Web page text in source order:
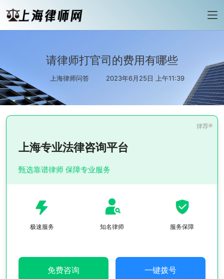
请律师打官司的费用有哪些
上海律师问答 2023年6月25日 上午11:39
上海专业法律咨询平台
甄选靠谱律师 保障专业服务
极速服务 知名律师 服务保障
免费咨询 一键拨号